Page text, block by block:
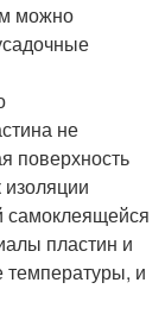
можно
не
поверхность
самоклеящейся
пластин и
и